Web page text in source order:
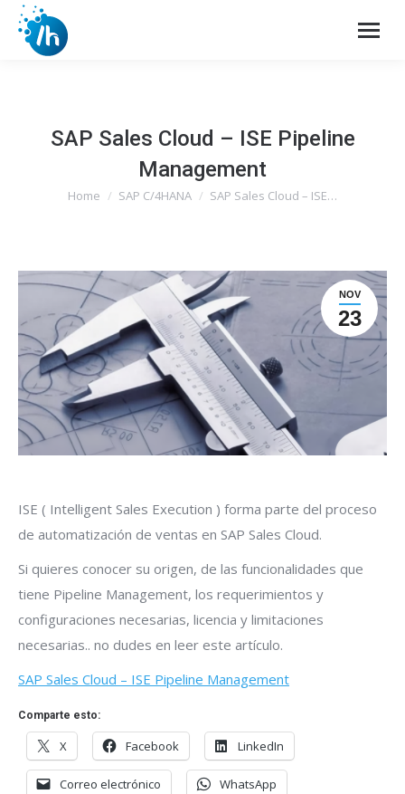
SAP Sales Cloud – ISE Pipeline
Management
You are here:
Home SAP C/4HANA SAP Sales Cloud – ISE…
NOV
23
ISE ( Intelligent Sales Execution ) forma parte del proceso
de automatización de ventas en SAP Sales Cloud.
Si quieres conocer su origen, de las funcionalidades que
tiene Pipeline Management, los requerimientos y
configuraciones necesarias, licencia y limitaciones
necesarias.. no dudes en leer este artículo.
SAP Sales Cloud – ISE Pipeline Management
Comparte esto:
X Facebook LinkedIn
Correo electrónico WhatsApp